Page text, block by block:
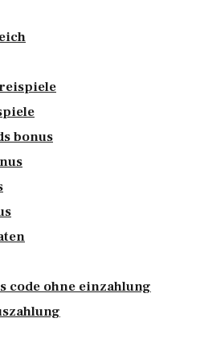
bonus
code ohne einzahlung